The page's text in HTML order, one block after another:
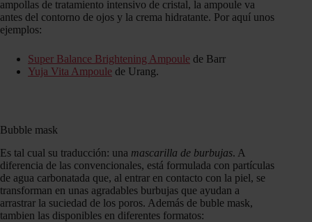
ampollas de tratamiento intensivo de cristal, la ampoule va
antes del contorno de ojos y la crema hidratante. Por aquí unos
ejemplos:
Super Balance Brightening Ampoule de Barr
Yuja Vita Ampoule de Urang.
Bubble mask
Es tal cual su traducción: una mascarilla de burbujas. A
diferencia de las convencionales, está formulada con partículas
de agua carbonatada que, al entrar en contacto con la piel, se
transforman en unas agradables burbujas que ayudan a
arrastrar la suciedad de los poros. Además de buble mask,
tambien las disponibles en diferentes formatos: